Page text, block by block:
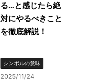
る…と感じたら絶
対にやるべきこと
を徹底解説！
シンボルの意味
2025/11/24